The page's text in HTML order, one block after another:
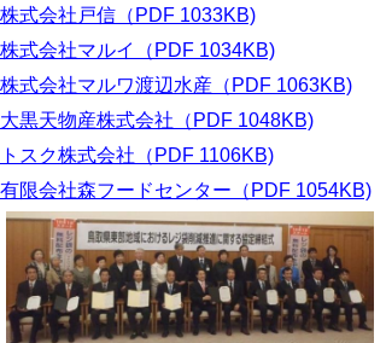
株式会社戸信（PDF 1033KB)
株式会社マルイ（PDF 1034KB)
株式会社マルワ渡辺水産（PDF 1063KB)
大黒天物産株式会社（PDF 1048KB)
トスク株式会社（PDF 1106KB)
有限会社森フードセンター（PDF 1054KB)